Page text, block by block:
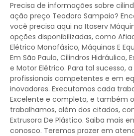
Precisa de informações sobre
ação preço Teodoro Sampaio?
você precisa aqui na Itaserv
opções disponibilizadas, como
Elétrico Monofásico, Máquinas E
Em São Paulo, Cilindros Hidráulico,
e Motor Elétrico. Para tal sucesso,
profissionais competentes e em
inovadores. Executamos cada
Excelente e completa, e também
trabalhamos, além dos citados,
Extrusora De Plástico. Saiba mais
conosco. Teremos prazer em